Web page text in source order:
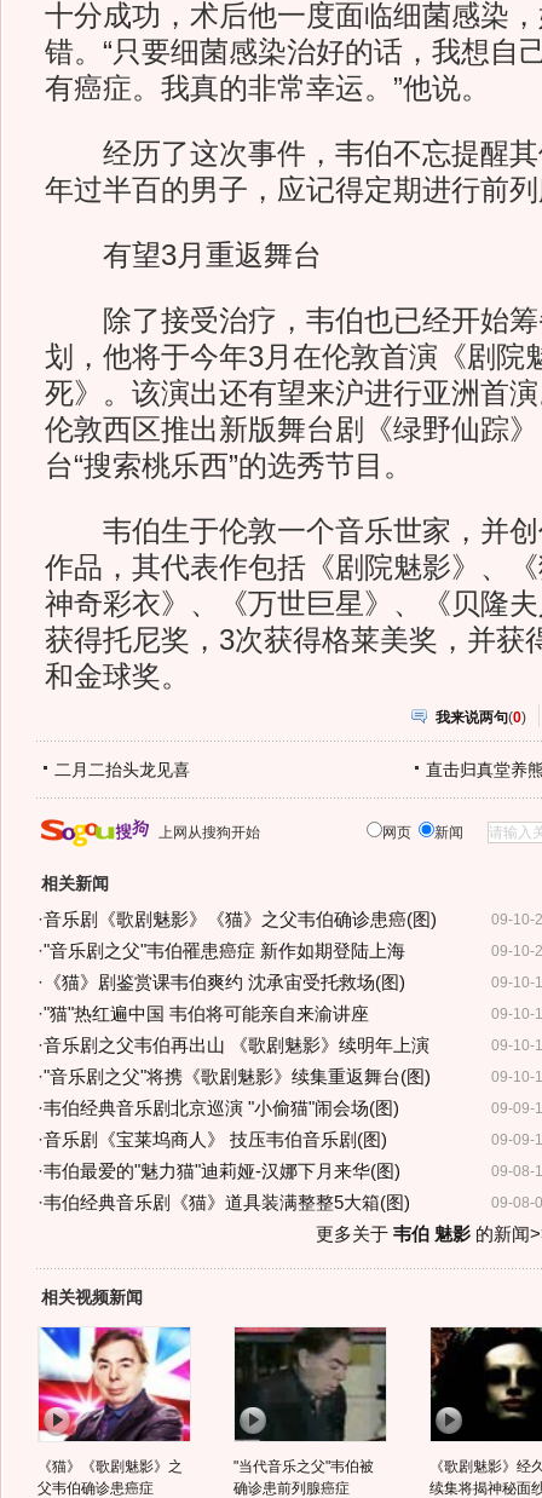
十分成功，术后他一度面临细菌感染
错。“只要细菌感染治好的话，我想自
有癌症。我真的非常幸运。”他说。
经历了这次事件，韦伯不忘提醒其
年过半百的男子，应记得定期进行前
有望3月重返舞台
除了接受治疗，韦伯也已经开始筹
划，他将于今年3月在伦敦首演《剧院
死》。该演出还有望来沪进行亚洲首
伦敦西区推出新版舞台剧《绿野仙踪
台“搜索桃乐西”的选秀节目。
韦伯生于伦敦一个音乐世家，并创
作品，其代表作包括《剧院魅影》、
神奇彩衣》、《万世巨星》、《贝隆
获得托尼奖，3次获得格莱美奖，并获
和金球奖。
我来说两句(0)
二月二抬头龙见喜 直击归真堂养
上网从搜狗开始 网页 新闻
相关新闻
09-10-
·音乐剧《歌剧魅影》《猫》之父韦伯确诊患癌(图)
09-10-
·"音乐剧之父"韦伯罹患癌症 新作如期登陆上海
09-10-
· 《猫》剧鉴赏课韦伯爽约 沈承宙受托救场(图)
09-10-
·"猫"热红遍中国 韦伯将可能亲自来渝讲座
09-10-
·音乐剧之父韦伯再出山 《歌剧魅影》续明年上演
09-10-
·"音乐剧之父"将携《歌剧魅影》续集重返舞台(图)
09-09-
·韦伯经典音乐剧北京巡演 "小偷猫"闹会场(图)
09-09-
·音乐剧《宝莱坞商人》 技压韦伯音乐剧(图)
09-08-
·韦伯最爱的"魅力猫"迪莉娅-汉娜下月来华(图)
09-08-
·韦伯经典音乐剧《猫》道具装满整整5大箱(图)
更多关于 韦伯 魅影的新闻
相关视频新闻
《猫》《歌剧魅影》之
父韦伯确诊患癌症
"当代音乐之父"韦伯被
确诊患前列腺癌症
《歌剧魅影》经
续集将揭神秘面